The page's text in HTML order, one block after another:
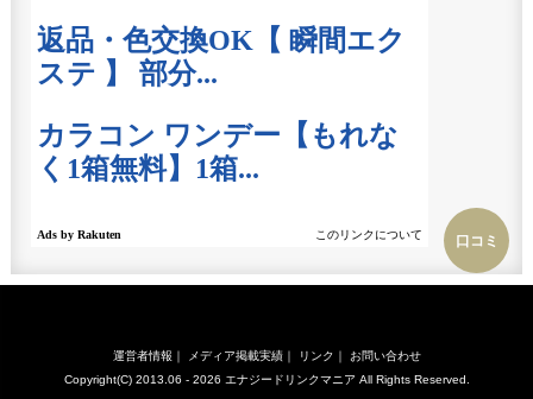
口コミ
運営者情報 ｜ メディア掲載実績｜ リンク ｜ お問い合わせ
Copyright(C) 2013.06 - 2026 エナジードリンクマニア All Rights Reserved.